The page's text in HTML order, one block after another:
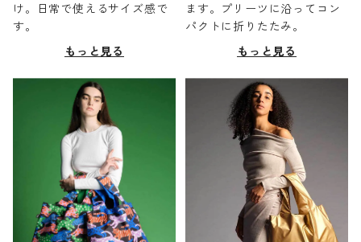
け。日常で使えるサイズ感で
す。
もっと見る
ます。プリーツに沿ってコン
パクトに折りたたみ。
もっと見る